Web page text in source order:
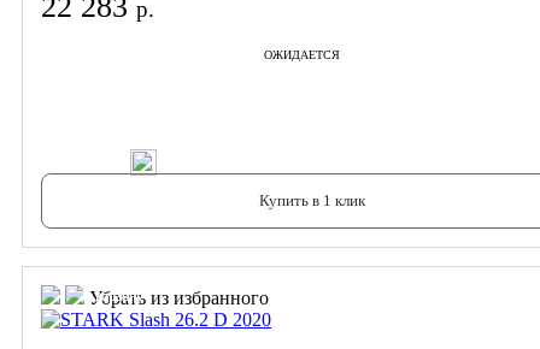
р.
ОЖИДАЕТСЯ
Купить в 1 клик
Убрать из избранного
В корзину
В корзину